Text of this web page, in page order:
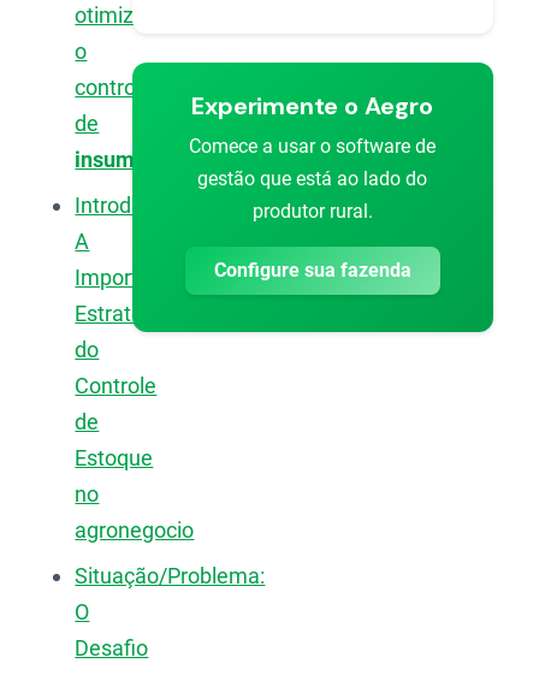
otimizando
o
controle
de
insumos
Introdução:
A
Importância
Estratégica
do
Controle
de
Estoque
no
agronegocio
Situação/Problema:
O
Desafio
Experimente o Aegro
Comece a usar o software de
gestão que está ao lado do
produtor rural.
Configure sua fazenda